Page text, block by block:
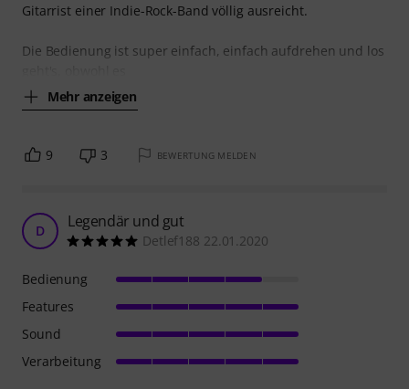
Gitarrist einer Indie-Rock-Band völlig ausreicht.
Die Bedienung ist super einfach, einfach aufdrehen und los
Mehr anzeigen
9 3 BEWERTUNG MELDEN
D Legendär und gut
Detlef188 22.01.2020
Bedienung
Features
Sound
Verarbeitung